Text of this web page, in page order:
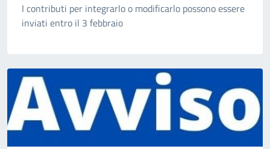
I contributi per integrarlo o modificarlo possono essere
inviati entro il 3 febbraio